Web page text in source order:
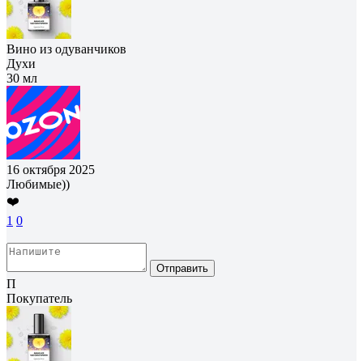
Вино из одуванчиков
Духи
30 мл
16 октября 2025
Любимые))
❤️
1 0
Отправить
П
Покупатель